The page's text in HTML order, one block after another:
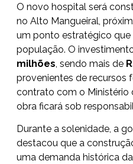
O novo hospital será
no Alto Mangueiral,
um ponto estratégico que
população. O
milhões , sendo mais de
provenientes de recursos
contrato com o Ministério
obra ficará sob
Durante a solenidade, a
destacou que a
uma demanda histórica